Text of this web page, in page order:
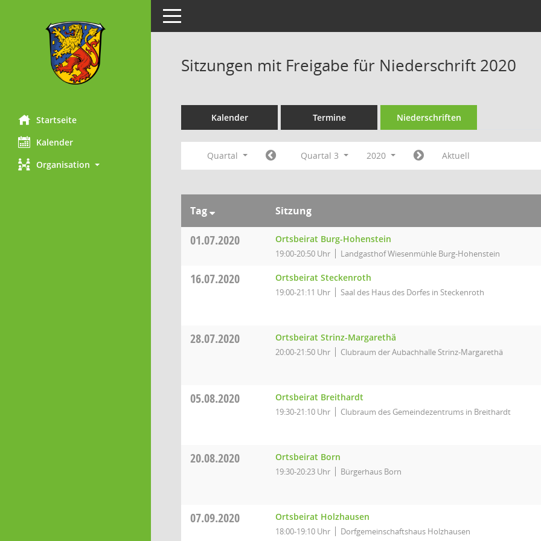
Startseite
Kalender
Organisation
Toggle navigation
Sitzungen mit Freigabe für Niederschrift 2020
Kalender Termine Niederschriften
Quartal Quartal 3 2020 Aktuell
Tag Sitzung
01.07.2020 Ortsbeirat Burg-Hohenstein
19:00-20:50 Uhr Landgasthof Wiesenmühle Burg-Hohenstein
16.07.2020 Ortsbeirat Steckenroth
19:00-21:11 Uhr Saal des Haus des Dorfes in Steckenroth
28.07.2020 Ortsbeirat Strinz-Margarethä
20:00-21:50 Uhr Clubraum der Aubachhalle Strinz-Margarethä
05.08.2020 Ortsbeirat Breithardt
19:30-21:10 Uhr Clubraum des Gemeindezentrums in Breithardt
20.08.2020 Ortsbeirat Born
19:30-20:23 Uhr Bürgerhaus Born
07.09.2020 Ortsbeirat Holzhausen
18:00-19:10 Uhr Dorfgemeinschaftshaus Holzhausen